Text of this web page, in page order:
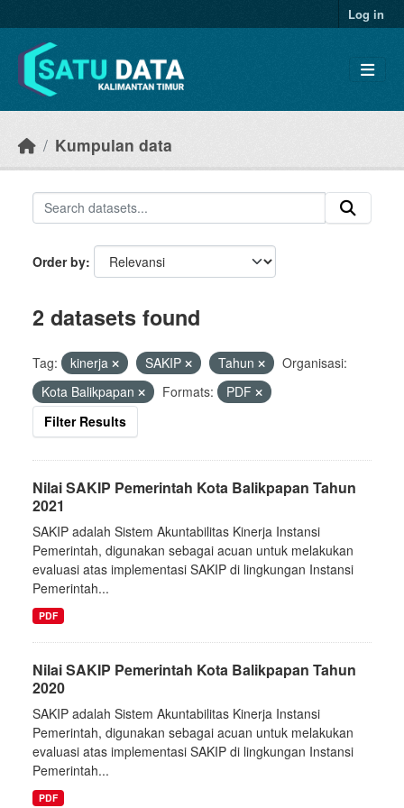
Log in
Kumpulan data
Order by
2 datasets found
Tag: kinerja SAKIP Tahun
Organisasi:
Kota Balikpapan
Formats:
PDF
Filter Results
Nilai SAKIP Pemerintah Kota Balikpapan Tahun
2021
SAKIP adalah Sistem Akuntabilitas Kinerja Instansi
Pemerintah, digunakan sebagai acuan untuk melakukan
evaluasi atas implementasi SAKIP di lingkungan Instansi
Pemerintah...
PDF
Nilai SAKIP Pemerintah Kota Balikpapan Tahun
2020
SAKIP adalah Sistem Akuntabilitas Kinerja Instansi
Pemerintah, digunakan sebagai acuan untuk melakukan
evaluasi atas implementasi SAKIP di lingkungan Instansi
Pemerintah...
PDF